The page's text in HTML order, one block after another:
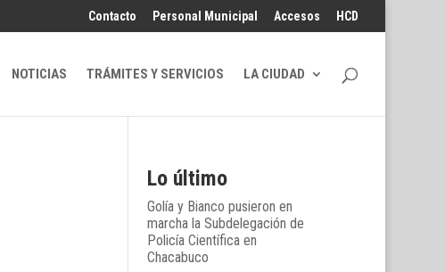
Contacto Personal Municipal Accesos HCD
NOTICIAS TRÁMITES Y SERVICIOS LA CIUDAD
Lo último
Golía y Bianco pusieron en
marcha la Subdelegación de
Policía Científica en
Chacabuco